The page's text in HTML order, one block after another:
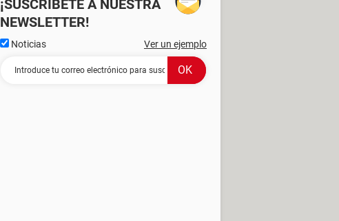
¡SUSCRÍBETE A NUESTRA
NEWSLETTER!
Noticias Ver un ejemplo